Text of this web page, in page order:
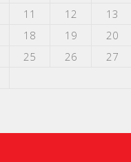
11 12 13
18 19 20
25 26 27